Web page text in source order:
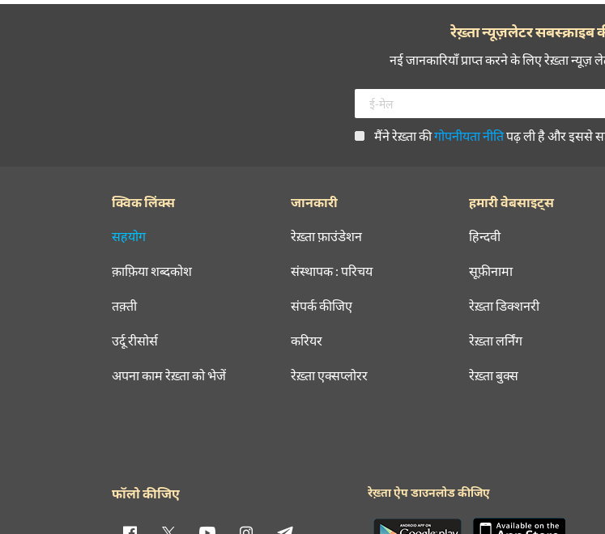
रेख़्ता न्यूज़लेटर सबस्क्राइब
नई जानकारियाँ प्राप्त करने के लिए रेख़्ता न्यूज़
मैंने रेख़्ता कीगोपनीयता नीतिपढ़ ली है और इससे
क्विक लिंक्स
सहयोग
क़ाफ़िया शब्दकोश
तक़्ती
उर्दू रीसोर्स
अपना काम रेख़्ता को भेजें
जानकारी
रेख़्ता फ़ाउंडेशन
संस्थापक : परिचय
संपर्क कीजिए
करियर
रेख़्ता एक्सप्लोरर
हमारी वेबसाइट्स
हिन्दवी
सूफ़ीनामा
रेख़्ता डिक्शनरी
रेख़्ता लर्निंग
रेख़्ता बुक्स
फॉलो कीजिए रेख़्ता ऐप डाउनलोड कीजिए